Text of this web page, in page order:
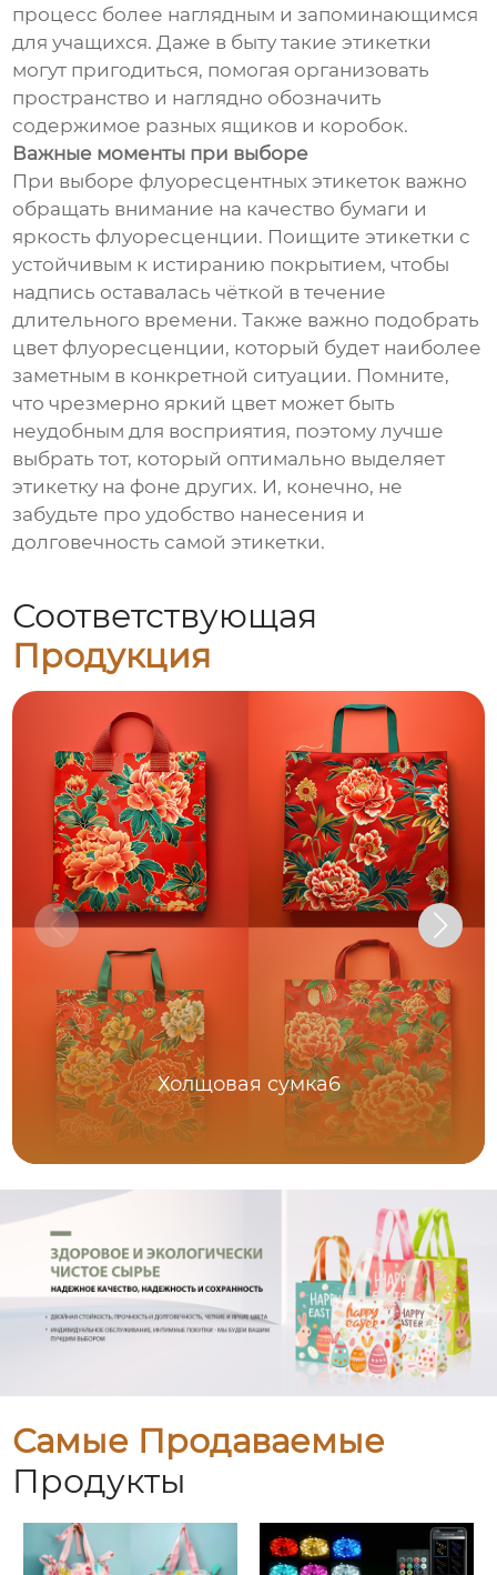
процесс более наглядным и запоминающимся
для учащихся. Даже в быту такие этикетки
могут пригодиться, помогая организовать
пространство и наглядно обозначить
содержимое разных ящиков и коробок.
Важные моменты при выборе
При выборе флуоресцентных этикеток важно
обращать внимание на качество бумаги и
яркость флуоресценции. Поищите этикетки с
устойчивым к истиранию покрытием, чтобы
надпись оставалась чёткой в течение
длительного времени. Также важно подобрать
цвет флуоресценции, который будет наиболее
заметным в конкретной ситуации. Помните,
что чрезмерно яркий цвет может быть
неудобным для восприятия, поэтому лучше
выбрать тот, который оптимально выделяет
этикетку на фоне других. И, конечно, не
забудьте про удобство нанесения и
долговечность самой этикетки.
Соответствующая
Продукция
Холщовая сумка6
Самые Продаваемые
Продукты